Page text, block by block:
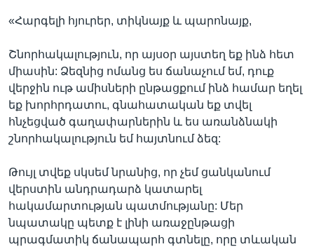
«Հարգելի հյուրեր, տիկնայք և պարոնայք,
Շնորհակալություն, որ այսօր այստեղ եք ինձ հետ
միասին: Ձեզնից ոմանց ես ճանաչում եմ, դուք
վերջին ութ ամիսների ընթացքում ինձ համար եղել
եք խորհրդատու, գնահատական եք տվել
հնչեցված գաղափարներին և ես առանձնակի
շնորհակալություն եմ հայտնում ձեզ:
Թույլ տվեք սկսեմ նրանից, որ չեմ ցանկանում
վերստին անդրադարձ կատարել
հակամարտության պատմությանը: Մեր
նպատակը պետք է լինի առաջընթացի
պրագմատիկ ճանապարհ գտնելը, որը տևական